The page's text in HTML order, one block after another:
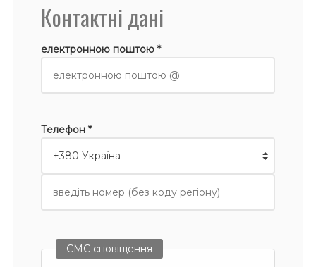
Контактні дані
електронною поштою *
Телефон *
СМС сповіщення